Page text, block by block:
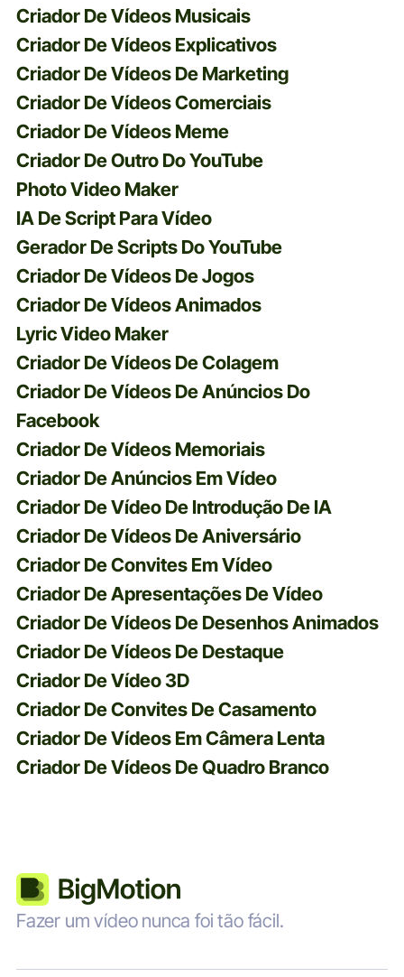
Criador De Vídeos Musicais
Criador De Vídeos Explicativos
Criador De Vídeos De Marketing
Criador De Vídeos Comerciais
Criador De Vídeos Meme
Criador De Outro Do YouTube
Photo Video Maker
IA De Script Para Vídeo
Gerador De Scripts Do YouTube
Criador De Vídeos De Jogos
Criador De Vídeos Animados
Lyric Video Maker
Criador De Vídeos De Colagem
Criador De Vídeos De Anúncios Do
Facebook
Criador De Vídeos Memoriais
Criador De Anúncios Em Vídeo
Criador De Vídeo De Introdução De IA
Criador De Vídeos De Aniversário
Criador De Convites Em Vídeo
Criador De Apresentações De Vídeo
Criador De Vídeos De Desenhos Animados
Criador De Vídeos De Destaque
Criador De Vídeo 3D
Criador De Convites De Casamento
Criador De Vídeos Em Câmera Lenta
Criador De Vídeos De Quadro Branco
Fazer um vídeo nunca foi tão fácil.